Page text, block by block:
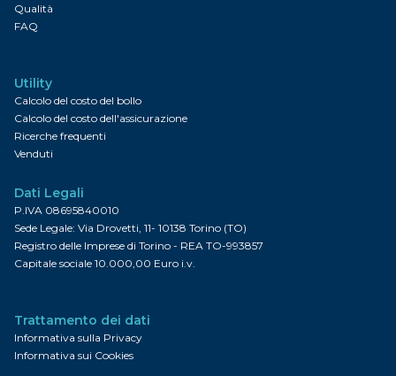
Qualità
FAQ
Utility
Calcolo del costo del bollo
Calcolo del costo dell'assicurazione
Ricerche frequenti
Venduti
Dati Legali
P.IVA 08695840010
Sede Legale: Via Drovetti, 11- 10138 Torino (TO)
Registro delle Imprese di Torino - REA TO-993857
Capitale sociale 10.000,00 Euro i.v.
Trattamento dei dati
Informativa sulla Privacy
Informativa sui Cookies